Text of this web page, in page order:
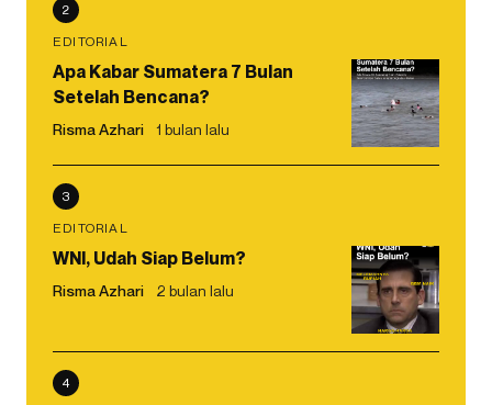
2
EDITORIAL
Apa Kabar Sumatera 7 Bulan
Setelah Bencana?
Risma Azhari 1 bulan lalu
3
EDITORIAL
WNI, Udah Siap Belum?
Risma Azhari 2 bulan lalu
4